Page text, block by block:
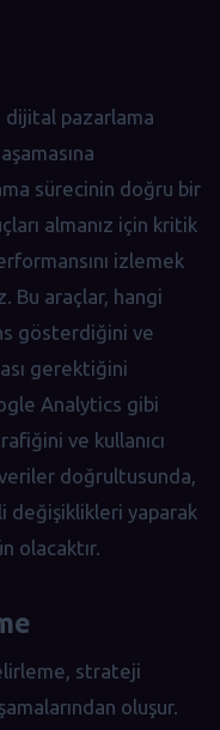
pazarlama
sürecinin doğru bir
almanız için kritik
izlemek
Bu araçlar, hangi
gösterdiğini ve
gerektiğini
Analytics gibi
ve kullanıcı
doğrultusunda,
yaparak
olacaktır.
strateji
oluşur.